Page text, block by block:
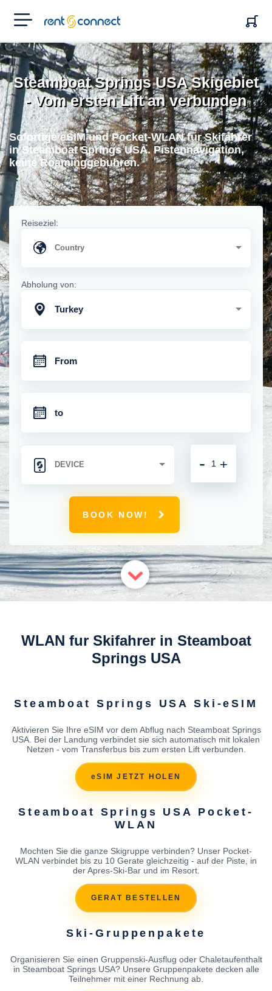
RENT'N
CONNECT
Steamboat Springs USA Skigebiet
- Vom ersten Lift an verbunden
Sofortige eSIM und Pocket-WLAN fur Skifahrer
in Steamboat Springs USA. Pistennavigation,
keine Roaminggebuhren.
Reiseziel:
Abholung von:
Turkey
+
-
BOOK NOW!
WLAN fur Skifahrer in Steamboat
Springs USA
Steamboat Springs USA Ski-eSIM
Aktivieren Sie Ihre eSIM vor dem Abflug nach Steamboat Springs
USA. Bei der Landung verbindet sie sich automatisch mit lokalen
Netzen - vom Transferbus bis zum ersten Lift verbunden.
eSIM JETZT HOLEN
Steamboat Springs USA Pocket-
WLAN
Mochten Sie die ganze Skigruppe verbinden? Unser Pocket-
WLAN verbindet bis zu 10 Gerate gleichzeitig - auf der Piste, in
der Apres-Ski-Bar und im Resort.
GERAT BESTELLEN
Ski-Gruppenpakete
Organisieren Sie einen Gruppenski-Ausflug oder Chaletaufenthalt
in Steamboat Springs USA? Unsere Gruppenpakete decken alle
Teilnehmer mit einer Rechnung ab.